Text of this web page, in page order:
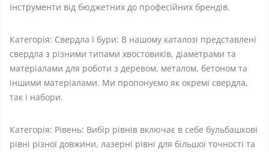
інструменти від бюджетних до професійних брендів.
Категорія: Свердла і бури: В нашому каталозі представлені
свердла з різними типами хвостовиків, діаметрами та
матеріалами для роботи з деревом, металом, бетоном та
іншими матеріалами. Ми пропонуємо як окремі свердла,
так і набори.
Категорія: Рівень: Вибір рівнів включає в себе бульбашкові
рівні різної довжини, лазерні рівні для більшої точності та